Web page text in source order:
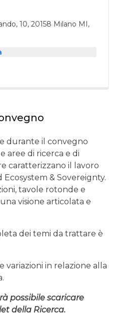
10, 20158 Milano MI,
durante il convegno
aree di ricerca e di
caratterizzano il lavoro
Ecosystem & Sovereignty.
tavole rotonde e
visione articolata e
dei temi da trattare è
variazioni in relazione alla
possibile scaricare
della Ricerca.